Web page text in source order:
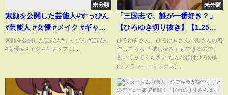
未分類
素顔を公開した芸能人#すっぴん
#芸能人 #女優 #メイク #ギャッ
プ 11
素顔を公開した芸能人#すっぴん #芸能人
#女優 #メイク #ギャップ 11...
未分類
「三国志で、誰が一番好き？」
【ひろゆき切り抜き】【1.25倍
速】
ひろゆきさん、ひろゆきさんの奥さんの著
作はこちら 「試し読み」もできるので、
覗いてみてください だんな様はひろゆき
(ソノラマ＋コミックス)...